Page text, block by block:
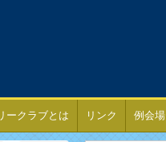
ークラブとは リンク 例会場